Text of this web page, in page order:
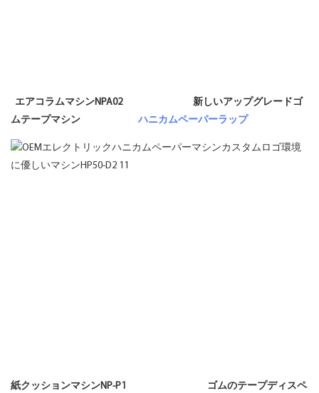
エアコラムマシンNPA02 新しいアップグレードゴ
ムテープマシン ハニカムペーパーラップ
紙クッションマシンNP-P1 ゴムのテープディスペ